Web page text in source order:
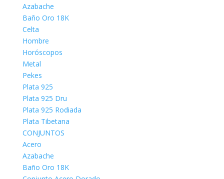
Azabache
Baño Oro 18K
Celta
Hombre
Horóscopos
Metal
Pekes
Plata 925
Plata 925 Dru
Plata 925 Rodiada
Plata Tibetana
CONJUNTOS
Acero
Azabache
Baño Oro 18K